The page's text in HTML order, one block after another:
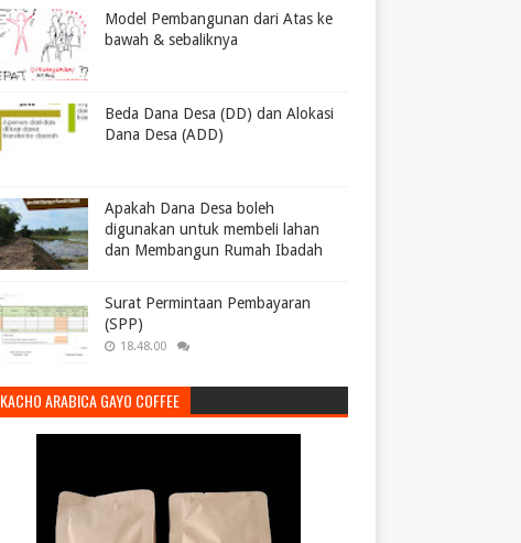
Model Pembangunan dari Atas ke
bawah & sebaliknya
Beda Dana Desa (DD) dan Alokasi
Dana Desa (ADD)
Apakah Dana Desa boleh
digunakan untuk membeli lahan
dan Membangun Rumah Ibadah
Surat Permintaan Pembayaran
(SPP)
18.48.00
KACHO ARABICA GAYO COFFEE